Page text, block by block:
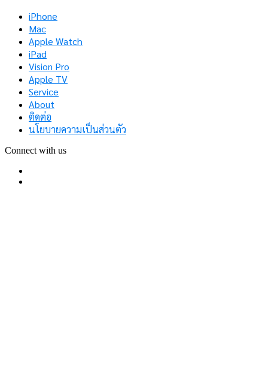
iPhone
Mac
Apple Watch
iPad
Vision Pro
Apple TV
Service
About
ติดต่อ
นโยบายความเป็นส่วนตัว
Connect with us